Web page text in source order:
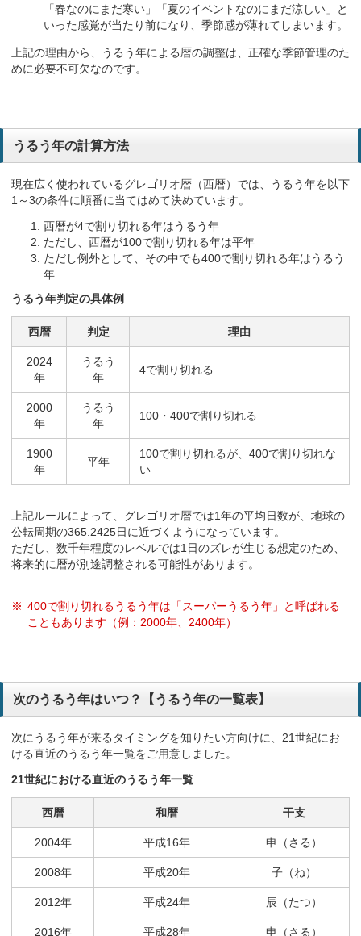
「春なのにまだ寒い」「夏のイベントなのにまだ涼しい」と
いった感覚が当たり前になり、季節感が薄れてしまいます。
上記の理由から、うるう年による暦の調整は、正確な季節管理のた
めに必要不可欠なのです。
うるう年の計算方法
現在広く使われているグレゴリオ暦（西暦）では、うるう年を以下
1～3の条件に順番に当てはめて決めています。
西暦が4で割り切れる年はうるう年
ただし、西暦が100で割り切れる年は平年
ただし例外として、その中でも400で割り切れる年はうるう
年
うるう年判定の具体例
西暦 判定 理由
2024
年
うるう
年
4で割り切れる
2000
年
うるう
年
100・400で割り切れる
1900
年
平年
100で割り切れるが、400で割り切れな
い
上記ルールによって、グレゴリオ暦では1年の平均日数が、地球の
公転周期の365.2425日に近づくようになっています。
ただし、数千年程度のレベルでは1日のズレが生じる想定のため、
将来的に暦が別途調整される可能性があります。
400で割り切れるうるう年は「スーパーうるう年」と呼ばれる
こともあります（例：2000年、2400年）
次のうるう年はいつ？【うるう年の一覧表】
次にうるう年が来るタイミングを知りたい方向けに、21世紀にお
ける直近のうるう年一覧をご用意しました。
21世紀における直近のうるう年一覧
西暦 和暦 干支
2004年 平成16年 申（さる）
2008年 平成20年 子（ね）
2012年 平成24年 辰（たつ）
2016年 平成28年 申（さる）